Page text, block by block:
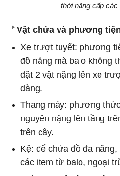
thời nâng cấp các
Vật chứa và phương
Xe trượt tuyết: phương
đồ nặng mà balo không
đặt 2 vật nặng lên xe
dàng.
Thang máy: phương
nguyên nặng lên tầng
trên cây.
Kệ: để chứa đồ đa
các item từ balo, ngoại